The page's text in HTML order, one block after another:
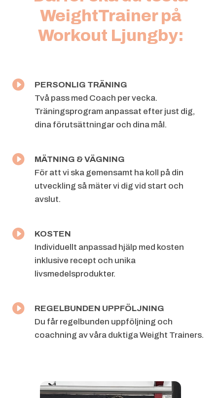
WeightTrainer på
Workout Ljungby:

PERSONLIG TRÄNING
Två pass med Coach per vecka.
Träningsprogram anpassat efter just dig,
dina förutsättningar och dina mål.

MÄTNING & VÄGNING
För att vi ska gemensamt ha koll på din
utveckling så mäter vi dig vid start och
avslut.

KOSTEN
Individuellt anpassad hjälp med kosten
inklusive recept och unika
livsmedelsprodukter.

REGELBUNDEN UPPFÖLJNING
Du får regelbunden uppföljning och
coachning av våra duktiga Weight Trainers.